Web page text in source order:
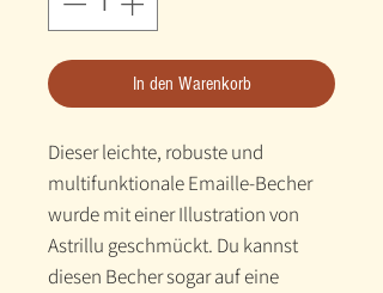
In den Warenkorb
Dieser leichte, robuste und
multifunktionale Emaille-Becher
wurde mit einer Illustration von
Astrillu geschmückt. Du kannst
diesen Becher sogar auf eine